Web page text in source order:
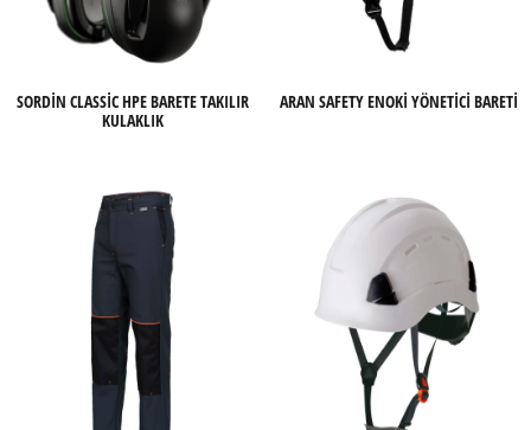
SORDIN CLASSIC HPE BARETE TAKILIR
KULAKLIK
ARAN SAFETY ENOKI YÖNETICI BARETI